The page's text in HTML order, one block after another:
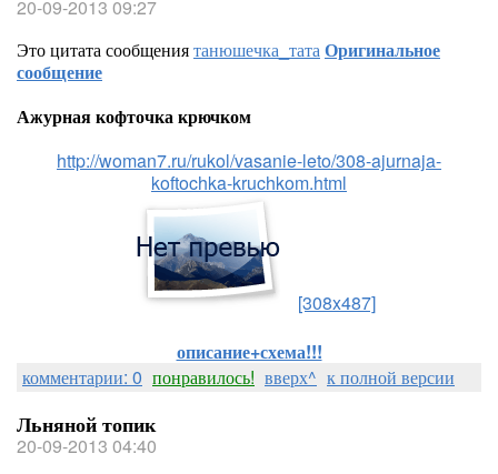
20-09-2013 09:27
Это цитата сообщениятанюшечка_татаОригинальное
сообщение
Ажурная кофточка крючком
http://woman7.ru/rukol/vasanie-leto/308-ajurnaja-
koftochka-kruchkom.html
[308x487]
описание+схема!!!
комментарии: 0 понравилось! вверх^ к полной версии
Льняной топик
20-09-2013 04:40